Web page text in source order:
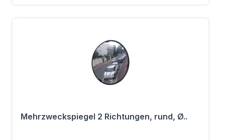
Mehrzweckspiegel 2 Richtungen, rund, Ø..